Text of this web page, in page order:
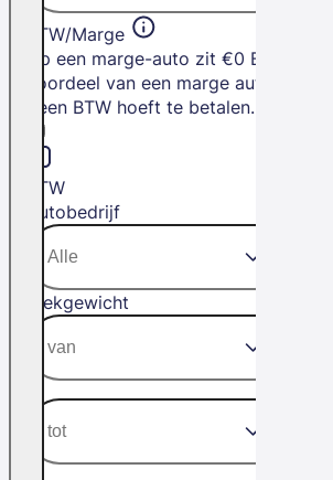
BTW/Marge
Op een marge-auto zit €0 BTW. Het
voordeel van een marge auto is dat je
geen BTW hoeft te betalen.
BTW
Autobedrijf
Trekgewicht